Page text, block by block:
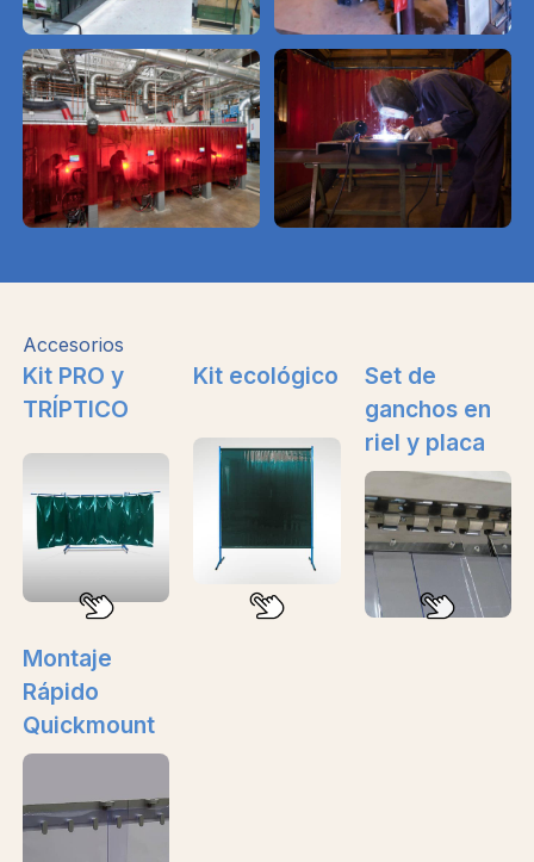
Accesorios
Kit PRO y
TRÍPTICO
Kit ecológico
Set de
ganchos en
riel y placa
Montaje
Rápido
Quickmount